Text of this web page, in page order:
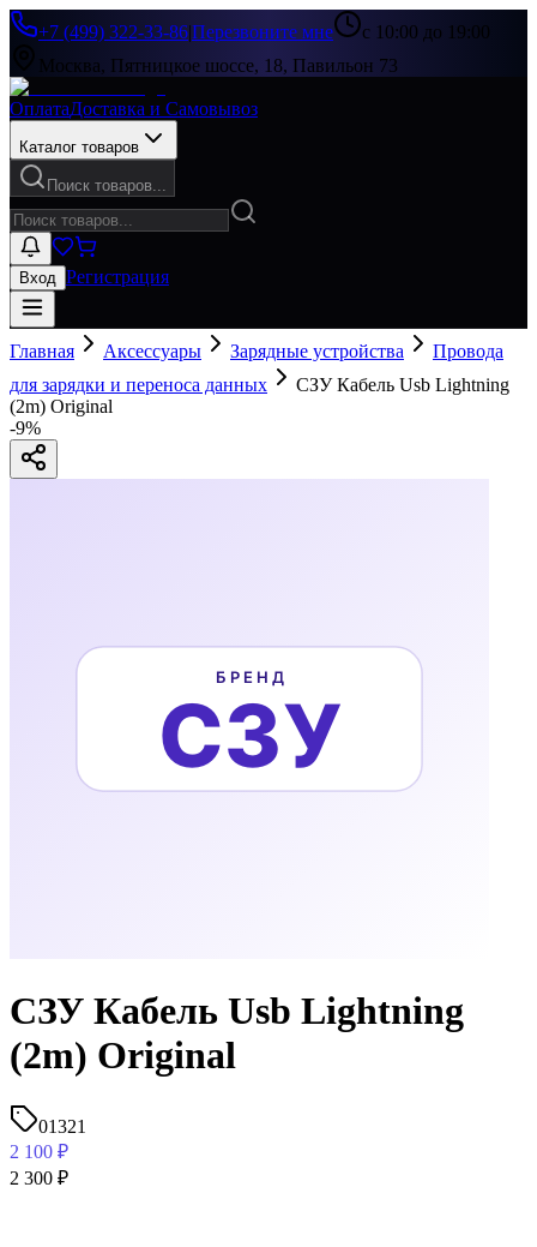
+7 (499) 322-33-86|Перезвоните мне
с 10:00 до 19:00
Москва, Пятницкое шоссе, 18, Павильон 73
ОплатаДоставка и Самовывоз
Каталог товаров
Поиск товаров...
Вход Регистрация
Главная Аксессуары Зарядные устройства
Провода
для зарядки и переноса данных
СЗУ Кабель Usb Lightning
(2m) Original
-9%
СЗУ Кабель Usb Lightning
(2m) Original
01321
2 100 ₽
2 300 ₽